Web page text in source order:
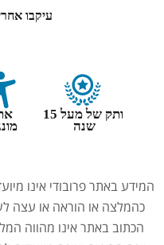
עיקבו
ותק של מעל 15
שנה
המידע באתר פרובודי אינו
כהמלצה או הוראה או עצה
הכתוב באתר אינו מהווה